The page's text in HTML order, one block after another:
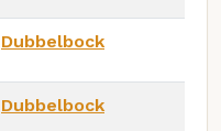
Dubbelbock
Dubbelbock